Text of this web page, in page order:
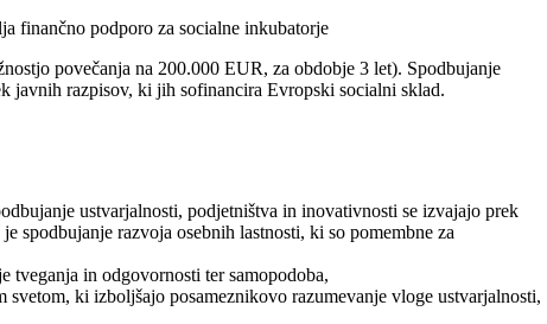
finančno podporo za socialne inkubatorje
povečanja na 200.000 EUR, za obdobje 3 let). Spodbujanje
javnih razpisov, ki jih sofinancira Evropski socialni sklad.
ustvarjalnosti, podjetništva in inovativnosti se izvajajo prek
spodbujanje razvoja osebnih lastnosti, ki so pomembne za
tveganja in odgovornosti ter samopodoba,
svetom, ki izboljšajo posameznikovo razumevanje vloge ustvarjalnosti,